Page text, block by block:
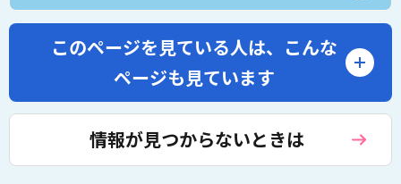
このページを見ている人は、 こんな
ページも見ています
情報が見つからないときは